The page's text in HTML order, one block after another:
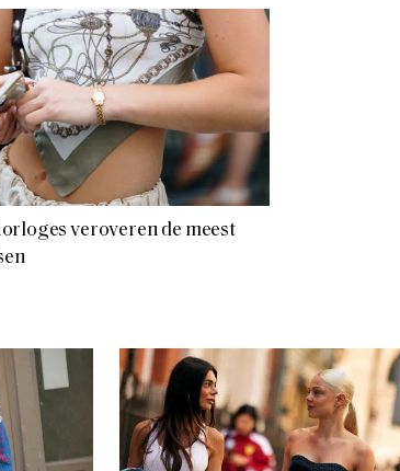
veroveren de meest